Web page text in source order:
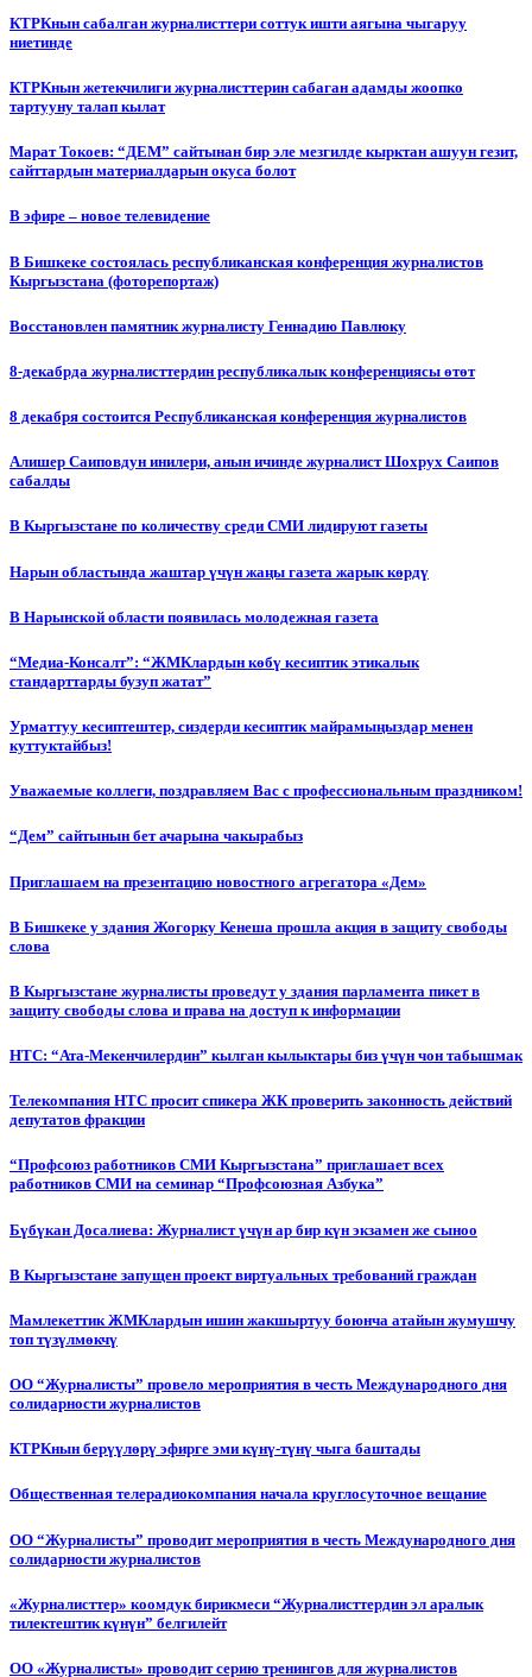
КТРКнын сабалган журналисттери соттук ишти аягына чыгаруу
ниетинде
КТРКнын жетекчилиги журналисттерин сабаган адамды жоопко
тартууну талап кылат
Марат Токоев: “ДЕМ” сайтынан бир эле мезгилде кырктан ашуун гезит,
сайттардын материалдарын окуса болот
В эфире – новое телевидение
В Бишкеке состоялась республиканская конференция журналистов
Кыргызстана (фоторепортаж)
Восстановлен памятник журналисту Геннадию Павлюку
8-декабрда журналисттердин республикалык конференциясы өтөт
8 декабря состоится Республиканская конференция журналистов
Алишер Саиповдун инилери, анын ичинде журналист Шохрух Саипов
сабалды
В Кыргызстане по количеству среди СМИ лидируют газеты
Нарын областында жаштар үчүн жаңы газета жарык көрдү
В Нарынской области появилась молодежная газета
“Медиа-Консалт”: “ЖМКлардын көбү кесиптик этикалык
стандарттарды бузуп жатат”
Урматтуу кесиптештер, сиздерди кесиптик майрамыңыздар менен
куттуктайбыз!
Уважаемые коллеги, поздравляем Вас с профессиональным праздником!
“Дем” сайтынын бет ачарына чакырабыз
Приглашаем на презентацию новостного агрегатора «Дем»
В Бишкеке у здания Жогорку Кенеша прошла акция в защиту свободы
слова
В Кыргызстане журналисты проведут у здания парламента пикет в
защиту свободы слова и права на доступ к информации
НТС: “Ата-Мекенчилердин” кылган кылыктары биз үчүн чон табышмак
Телекомпания НТС просит спикера ЖК проверить законность действий
депутатов фракции
“Профсоюз работников СМИ Кыргызстана” приглашает всех
работников СМИ на семинар “Профсоюзная Азбука”
Бүбүкан Досалиева: Журналист үчүн ар бир күн экзамен же сыноо
В Кыргызстане запущен проект виртуальных требований граждан
Мамлекеттик ЖМКлардын ишин жакшыртуу боюнча атайын жумушчу
топ түзүлмөкчү
ОО “Журналисты” провело мероприятия в честь Международного дня
солидарности журналистов
КТРКнын берүүлөрү эфирге эми күнү-түнү чыга баштады
Общественная телерадиокомпания начала круглосуточное вещание
ОО “Журналисты” проводит мероприятия в честь Международного дня
солидарности журналистов
«Журналисттер» коомдук бирикмеси “Журналисттердин эл аралык
тилектештик күнүн” белгилейт
ОО «Журналисты» проводит серию тренингов для журналистов